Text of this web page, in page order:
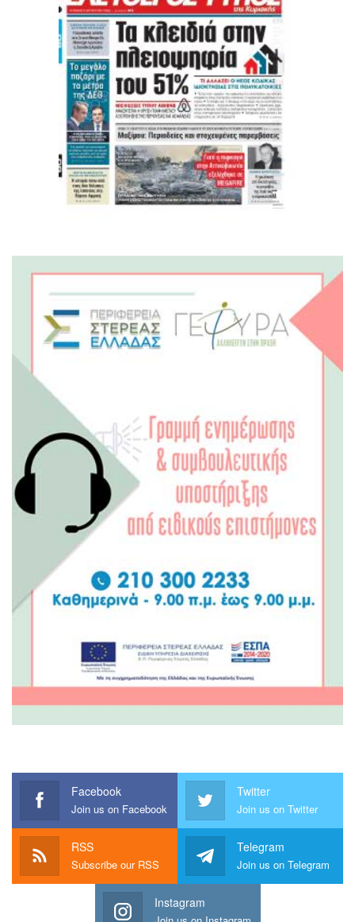
Facebook
Join us on Facebook
Twitter
Join us on Twitter
RSS
Subscribe our RSS
Telegram
Join us on Telegram
Instagram